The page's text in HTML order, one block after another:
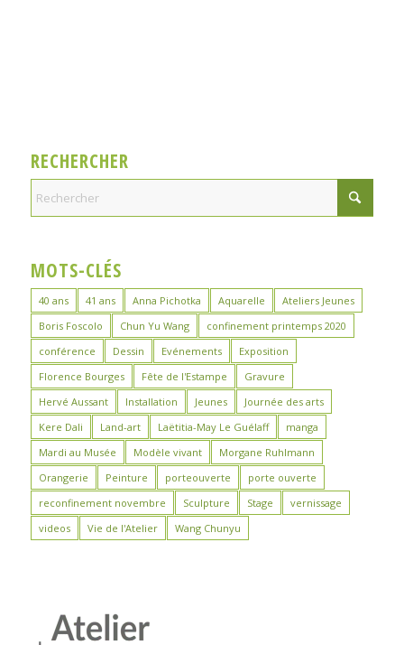
RECHERCHER
MOTS-CLÉS
40 ans 41 ans Anna Pichotka Aquarelle
Ateliers Jeunes
Boris Foscolo
Chun Yu Wang
confinement printemps 2020
conférence
Dessin Evénements
Exposition
Florence Bourges
Fête de l'Estampe
Gravure
Hervé Aussant
Installation Jeunes
Journée des arts
Kere Dali
Land-art Laëtitia-May Le Guélaff
manga
Mardi au Musée
Modèle vivant
Morgane Ruhlmann
Orangerie
Peinture porteouverte
porte ouverte
reconfinement novembre
Sculpture Stage
vernissage
videos
Vie de l'Atelier Wang Chunyu